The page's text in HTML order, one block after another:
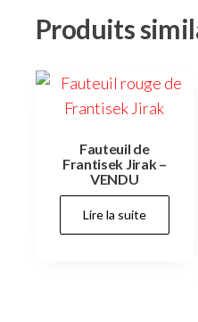
Produits
Fauteuil de
Frantisek Jirak –
VENDU
Lire la suite